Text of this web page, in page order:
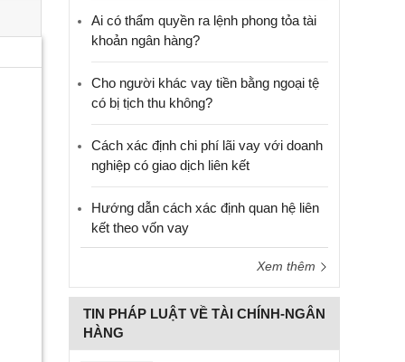
Ai có thẩm quyền ra lệnh phong tỏa tài
khoản ngân hàng?
Cho người khác vay tiền bằng ngoại tệ
có bị tịch thu không?
Cách xác định chi phí lãi vay với doanh
nghiệp có giao dịch liên kết
Hướng dẫn cách xác định quan hệ liên
kết theo vốn vay
Xem thêm
TIN PHÁP LUẬT VỀ TÀI CHÍNH-NGÂN
HÀNG